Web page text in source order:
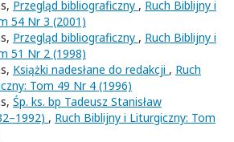
Przegląd bibliograficzny , Ruch Biblijny i
54 Nr 3 (2001)
Przegląd bibliograficzny , Ruch Biblijny i
51 Nr 2 (1998)
Książki nadesłane do redakcji , Ruch
Tom 49 Nr 4 (1996)
Śp. ks. bp Tadeusz Stanisław
, Ruch Biblijny i Liturgiczny: Tom